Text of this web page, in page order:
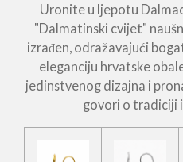
Uronite u ljepotu
"Dalmatinski cvijet"
izrađen, odražavajući
eleganciju hrvatske
jedinstvenog dizajna i
govori o tradiciji